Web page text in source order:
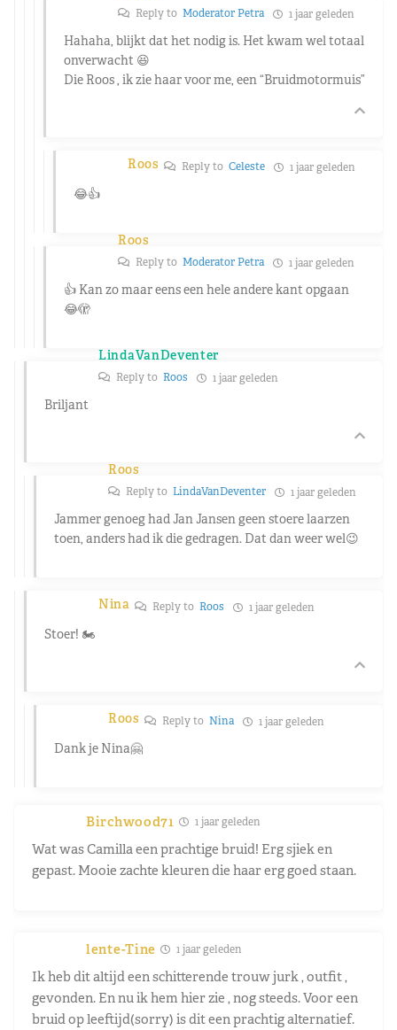
Reply to Moderator Petra 1 jaar geleden
Hahaha, blijkt dat het nodig is. Het kwam wel totaal
onverwacht 😆
Die Roos , ik zie haar voor me, een “Bruidmotormuis”
Roos Reply to Celeste 1 jaar geleden
😂👍
Roos
Reply to Moderator Petra 1 jaar geleden
👍 Kan zo maar eens een hele andere kant opgaan
😂🫣
LindaVanDeventer
Reply to Roos 1 jaar geleden
Briljant
Roos
Reply to LindaVanDeventer 1 jaar geleden
Jammer genoeg had Jan Jansen geen stoere laarzen
toen, anders had ik die gedragen. Dat dan weer wel😉
Nina Reply to Roos 1 jaar geleden
Stoer! 🏍
Roos Reply to Nina 1 jaar geleden
Dank je Nina🤗
Birchwood71 1 jaar geleden
Wat was Camilla een prachtige bruid! Erg sjiek en
gepast. Mooie zachte kleuren die haar erg goed staan.
lente-Tine 1 jaar geleden
Ik heb dit altijd een schitterende trouw jurk , outfit ,
gevonden. En nu ik hem hier zie , nog steeds. Voor een
bruid op leeftijd(sorry) is dit een prachtig alternatief.